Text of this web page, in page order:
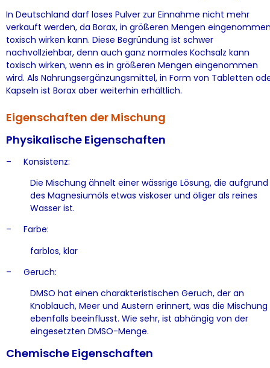
In Deutschland darf loses Pulver zur Einnahme nicht mehr
verkauft werden, da Borax, in größeren Mengen
toxisch wirken kann. Diese Begründung ist schwer
nachvollziehbar, denn auch ganz normales Kochsalz kann
toxisch wirken, wenn es in größeren Mengen eingenommen
wird. Als Nahrungsergänzungsmittel, in Form von Tabletten
Kapseln ist Borax aber weiterhin erhältlich.
Eigenschaften der Mischung
Physikalische Eigenschaften
– Konsistenz:
Die Mischung ähnelt einer wässrige Lösung, die aufgrund
des Magnesiumöls etwas viskoser und öliger als reines
Wasser ist.
– Farbe:
farblos, klar
– Geruch:
DMSO hat einen charakteristischen Geruch, der an
Knoblauch, Meer und Austern erinnert, was die Mischung
ebenfalls beeinflusst. Wie sehr, ist abhängig von der
eingesetzten DMSO-Menge.
Chemische Eigenschaften